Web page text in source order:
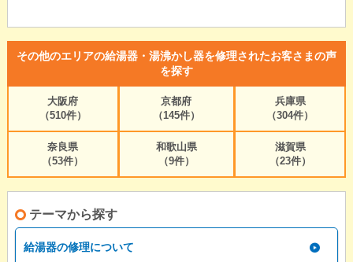
その他のエリアの給湯器・湯沸かし器を修理されたお客さまの声
を探す
大阪府
（510件）
京都府
（145件）
兵庫県
（304件）
奈良県
（53件）
和歌山県
（9件）
滋賀県
（23件）
テーマから探す
給湯器の修理について